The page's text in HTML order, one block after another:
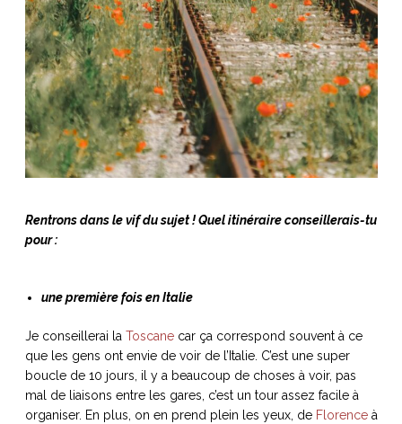
Rentrons dans le vif du sujet ! Quel itinéraire conseillerais-tu
pour :
une première fois en Italie
Je conseillerai la Toscanecar ça correspond souvent à ce
que les gens ont envie de voir de l’Italie. C’est une super
boucle de 10 jours, il y a beaucoup de choses à voir, pas
mal de liaisons entre les gares, c’est un tour assez facile à
organiser. En plus, on en prend plein les yeux, de Florenceà